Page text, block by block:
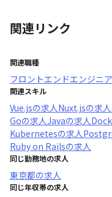
関連リンク
関連職種
フロントエンドエンジニア
関連スキル
Vue.jsの求人Nuxt.jsの求人
Goの求人Javaの求人
Kubernetesの求人
Ruby on Railsの求人
同じ勤務地の求人
東京都の求人
同じ年収帯の求人